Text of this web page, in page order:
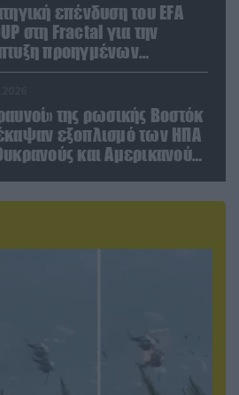
επένδυση του EFA
στη Fractal για την
προηγμένων
τεχνολογιών σε
της ρωσικής Βοστόκ
εξοπλισμό των ΗΠΑ
και Αμερικανούς